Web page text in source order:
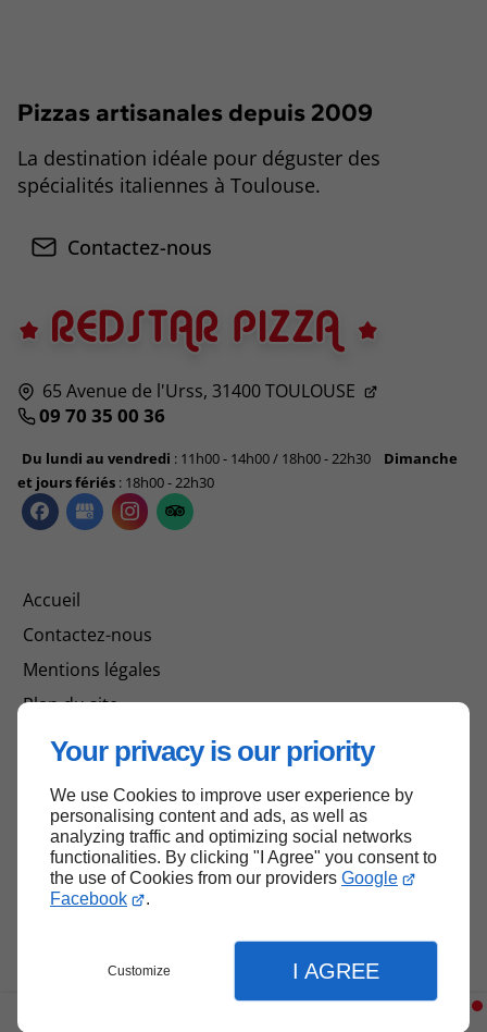
Your privacy is our priority
We use Cookies to improve user experience by
personalising content and ads, as well as
analyzing traffic and optimizing social networks
functionalities. By clicking "I Agree" you consent to
the use of Cookies from our providers Google
Facebook
.
Customize I AGREE
65 Avenue de l'Urss, 31400TOULOUSE
09 70 35 00 36
Du lundi au vendredi : 11h00 - 14h00 / 18h00 - 22h30
Dimanche
et jours fériés : 18h00 - 22h30
Accueil
Contactez-nous
Mentions légales
Plan du site
Pizzas artisanales depuis 2009
La destination idéale pour déguster des
spécialités italiennes à Toulouse.
Contactez-nous
Haut de page